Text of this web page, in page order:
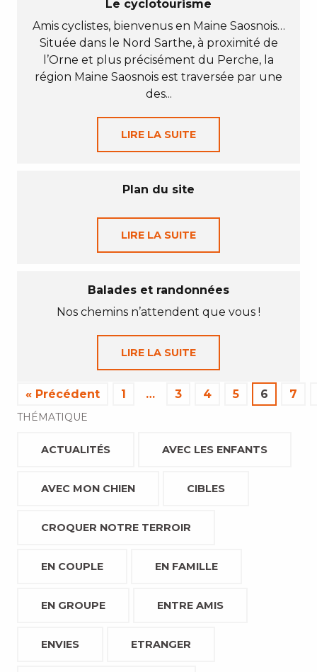
Le cyclotourisme
Amis cyclistes, bienvenus en Maine Saosnois…
Située dans le Nord Sarthe, à proximité de
l’Orne et plus précisément du Perche, la
région Maine Saosnois est traversée par une
des...
LIRE LA SUITE
Plan du site
LIRE LA SUITE
Balades et randonnées
Nos chemins n’attendent que vous !
LIRE LA SUITE
« Précédent 1 … 3 4 5 6 7
THÉMATIQUE
ACTUALITÉS AVEC LES ENFANTS
AVEC MON CHIEN CIBLES
CROQUER NOTRE TERROIR
EN COUPLE EN FAMILLE
EN GROUPE ENTRE AMIS
ENVIES ETRANGER